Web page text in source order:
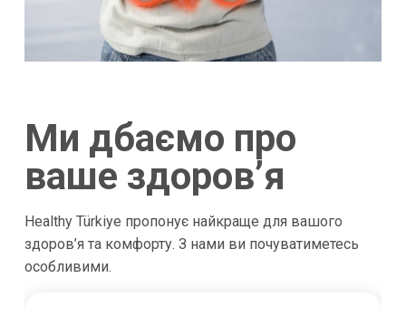
Ми дбаємо про
ваше здоров’я
Healthy Türkiye пропонує найкраще для вашого
здоров’я та комфорту. З нами ви почуватиметесь
особливими.